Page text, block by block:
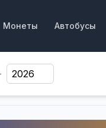
Монеты Автобусы